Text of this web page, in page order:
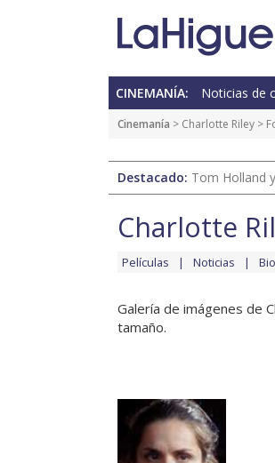
CINEMANÍA: Noticias de
Cinemanía > Charlotte Riley >
Destacado: Tom Holland
Charlotte
Películas Noticias
Galería de imágenes de
tamaño.